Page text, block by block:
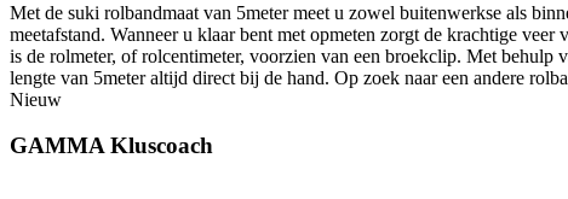
Met de suki rolbandmaat van 5meter meet u zowel buitenwerkse als
meetafstand. Wanneer u klaar bent met opmeten zorgt de krachtige
is de rolmeter, of rolcentimeter, voorzien van een broekclip. Met behulp
lengte van 5meter altijd direct bij de hand. Op zoek naar een andere
Nieuw
GAMMA Kluscoach